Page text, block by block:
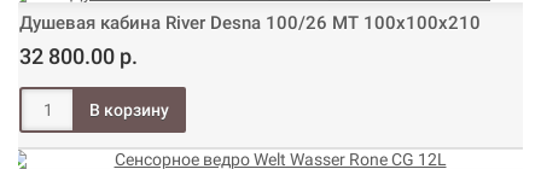
Душевая кабина River Desna 100/26 МТ 100х100х210
32 800.00 р.